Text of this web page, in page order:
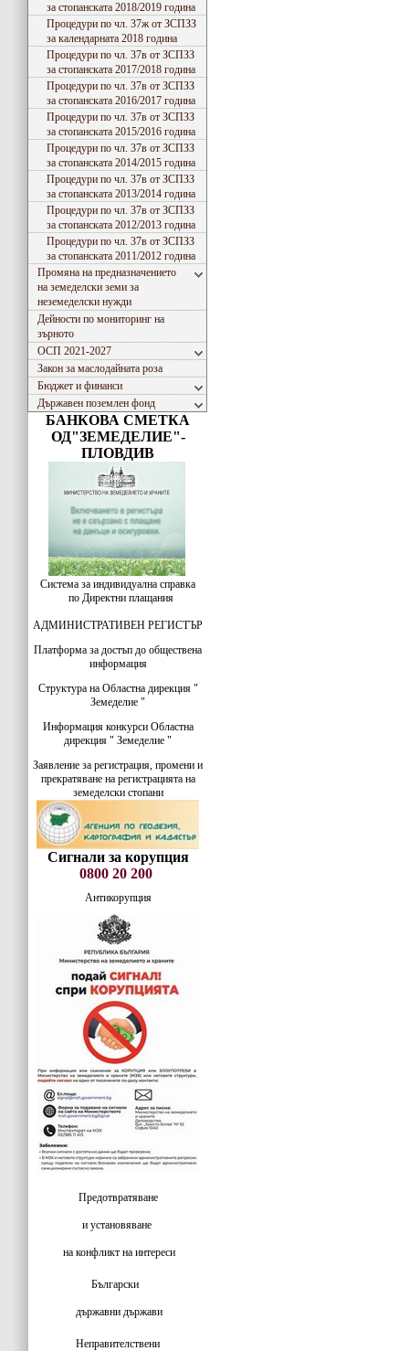
за стопанската 2018/2019 година
Процедури по чл. 37ж от ЗСПЗЗ
за календарната 2018 година
Процедури по чл. 37в от ЗСПЗЗ
за стопанската 2017/2018 година
Процедури по чл. 37в от ЗСПЗЗ
за стопанската 2016/2017 година
Процедури по чл. 37в от ЗСПЗЗ
за стопанската 2015/2016 година
Процедури по чл. 37в от ЗСПЗЗ
за стопанската 2014/2015 година
Процедури по чл. 37в от ЗСПЗЗ
за стопанската 2013/2014 година
Процедури по чл. 37в от ЗСПЗЗ
за стопанската 2012/2013 година
Процедури по чл. 37в от ЗСПЗЗ
за стопанската 2011/2012 година
Промяна на предназначението
на земеделски земи за
неземеделски нужди
Дейности по мониторинг на
зърното
ОСП 2021-2027
Закон за маслодайната роза
Бюджет и финанси
Държавен поземлен фонд
БАНКОВА СМЕТКА
ОД"ЗЕМЕДЕЛИЕ"-
ПЛОВДИВ
Система за индивидуална справка
по Директни плащания
АДМИНИСТРАТИВЕН РЕГИСТЪР
Платформа за достъп до обществена
информация
Структура на Областна дирекция "
Земеделие "
Информация конкурси Областна
дирекция " Земеделие "
Заявление за регистрация, промени и
прекратяване на регистрацията на
земеделски стопани
Сигнали за корупция
0800 20 200
Антикорупция
Предотвратяване
и установяване
на конфликт на интереси
Български
държавни държави
Неправителствени